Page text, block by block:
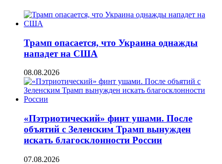
Трамп опасается, что Украина однажды
нападет на США
08.08.2026
«Пэтриотический» финт ушами. После
объятий с Зеленским Трамп вынужден
искать благосклонности России
07.08.2026